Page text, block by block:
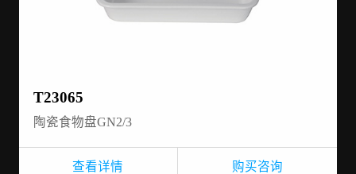
T23065
陶瓷食物盘GN2/3
查看详情 购买咨询